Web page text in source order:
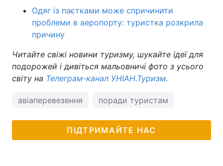
Одяг із паєтками може спричинити
проблеми в аеропорту: туристка розкрила
причину
Читайте свіжі новини туризму, шукайте ідеї для
подорожей і дивіться мальовничі фото з усього
світу на Телеграм-канал УНІАН.Туризм.
авіаперевезення поради туристам
ПІДТРИМАЙТЕ НАС